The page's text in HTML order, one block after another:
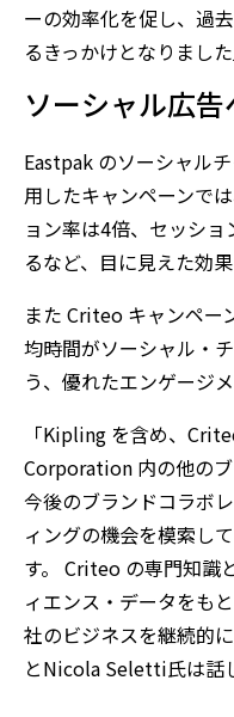
ーの効率化を促し、過
るきっかけとなりました
ソーシャル広
Eastpak のソーシャル
用したキャンペーンで
ョン率は4倍、セッシ
るなど、目に見えた効
また Criteo キャンペー
均時間がソーシャル・
う、優れたエンゲージ
「Kipling を含め、
Corporation 内の他のブ
今後のブランドコラボ
ィングの機会を模索し
す。 Criteo の専門知識
ィエンス・データをも
社のビジネスを継続的
とNicola Seletti氏は話